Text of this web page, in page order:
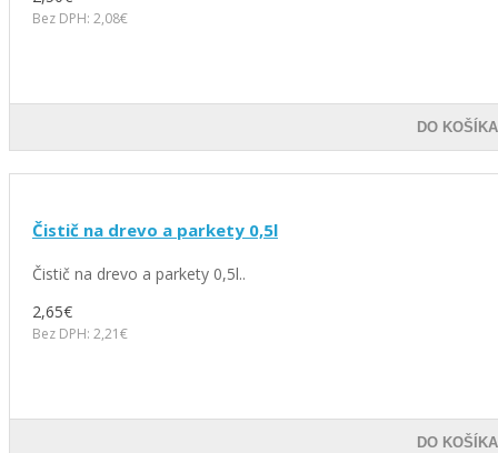
Bez DPH: 2,08€
DO KOŠÍKA
Čistič na drevo a parkety 0,5l
Čistič na drevo a parkety 0,5l..
2,65€
Bez DPH: 2,21€
DO KOŠÍKA